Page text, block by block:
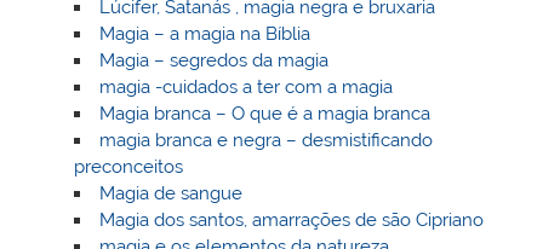
Lúcifer, Satanás , magia negra e bruxaria
Magia – a magia na Bíblia
Magia – segredos da magia
magia -cuidados a ter com a magia
Magia branca – O que é a magia branca
magia branca e negra – desmistificando
preconceitos
Magia de sangue
Magia dos santos, amarrações de são Cipriano